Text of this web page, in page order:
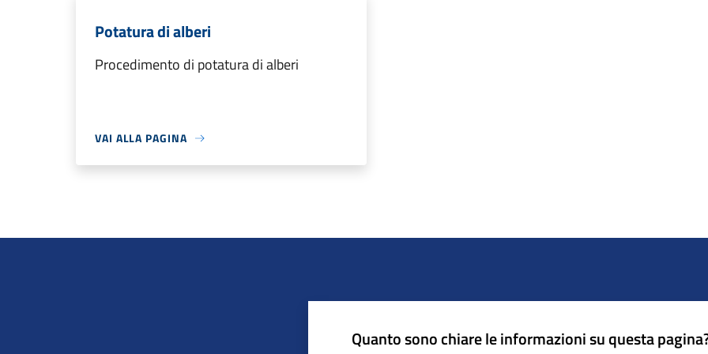
Potatura di alberi
Procedimento di potatura di alberi
VAI ALLA PAGINA
Quanto sono chiare le informazioni su questa